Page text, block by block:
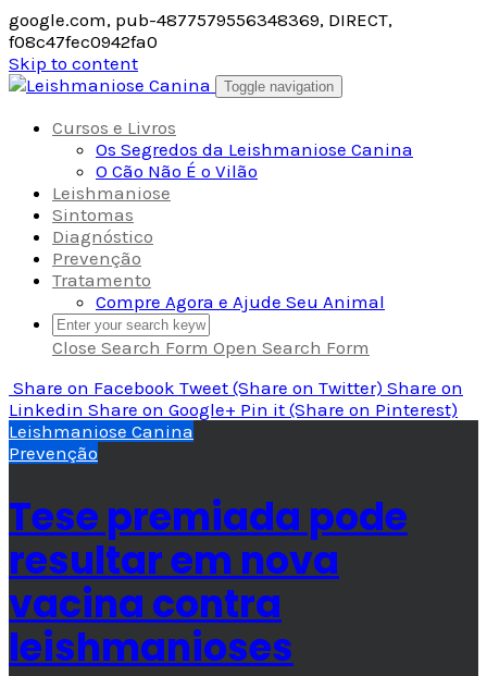
google.com, pub-4877579556348369, DIRECT,
f08c47fec0942fa0
Skip to content
Toggle navigation
Cursos e Livros
Os Segredos da Leishmaniose Canina
O Cão Não É o Vilão
Leishmaniose
Sintomas
Diagnóstico
Prevenção
Tratamento
Compre Agora e Ajude Seu Animal
Close Search Form Open Search Form
Share on Facebook Tweet (Share on Twitter) Share on
Linkedin Share on Google+ Pin it (Share on Pinterest)
Leishmaniose Canina
Prevenção
Tese premiada pode
resultar em nova
vacina contra
leishmanioses